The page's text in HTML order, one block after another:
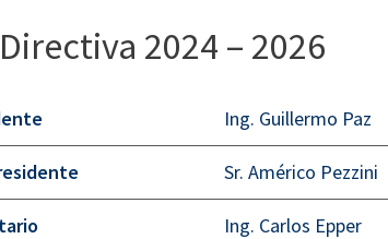
2024 – 2026
Ing. Guillermo Paz
Sr. Américo Pezzini
Ing. Carlos Epper